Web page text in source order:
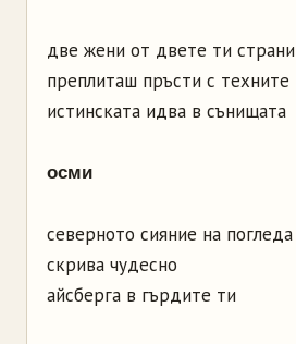
две жени от двете ти страни
преплиташ пръсти с техните
истинската идва в сънищата
осми
северното сияние на погледа
скрива чудесно
айсберга в гърдите ти